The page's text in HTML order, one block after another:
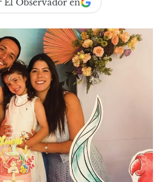
El Observador en